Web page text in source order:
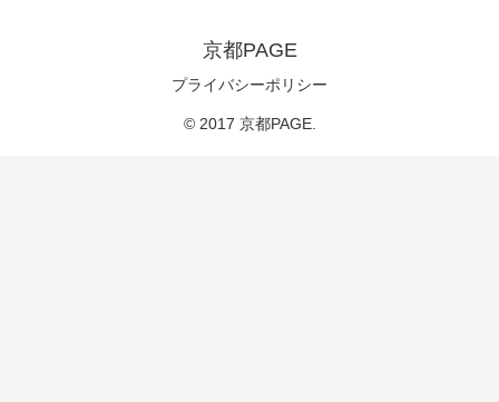
京都PAGE
プライバシーポリシー
© 2017 京都PAGE.